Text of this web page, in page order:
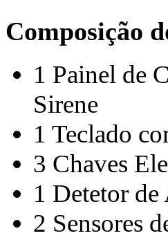
Composição
1 Painel de
Sirene
1 Teclado
3 Chaves
1 Detetor
2 Sensores